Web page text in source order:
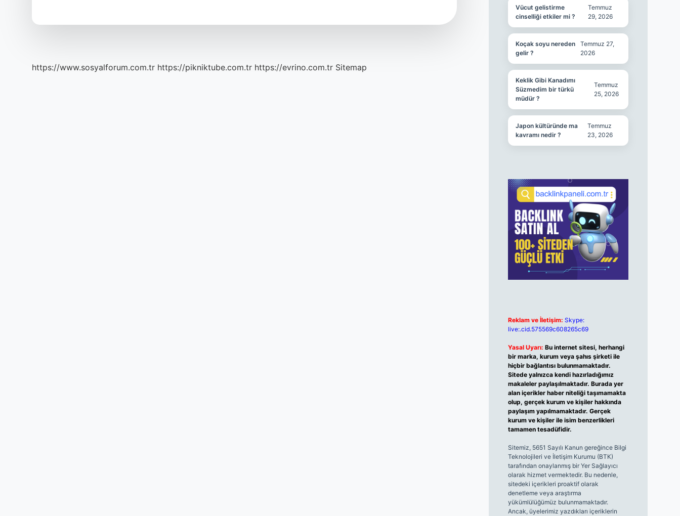
https://www.sosyalforum.com.tr https://pikniktube.com.tr https://evrino.com.tr Sitemap
Vücut gelistirme
cinselliği etkiler mi ?
Temmuz
29, 2026
Koçak soyu nereden
gelir ?
Temmuz 27,
2026
Keklik Gibi Kanadımı
Süzmedim bir türkü
müdür ?
Temmuz
25, 2026
Japon kültüründe ma
kavramı nedir ?
Temmuz
23, 2026
Reklam ve İletişim: Skype:
live:.cid.575569c608265c69
Yasal Uyarı: Bu internet sitesi, herhangi
bir marka, kurum veya şahıs şirketi ile
hiçbir bağlantısı bulunmamaktadır.
Sitede yalnızca kendi hazırladığımız
makaleler paylaşılmaktadır. Burada yer
alan içerikler haber niteliği taşımamakta
olup, gerçek kurum ve kişiler hakkında
paylaşım yapılmamaktadır. Gerçek
kurum ve kişiler ile isim benzerlikleri
tamamen tesadüfidir.
Sitemiz, 5651 Sayılı Kanun gereğince Bilgi
Teknolojileri ve İletişim Kurumu (BTK)
tarafından onaylanmış bir Yer Sağlayıcı
olarak hizmet vermektedir. Bu nedenle,
sitedeki içerikleri proaktif olarak
denetleme veya araştırma
yükümlülüğümüz bulunmamaktadır.
Ancak, üyelerimiz yazdıkları içeriklerin